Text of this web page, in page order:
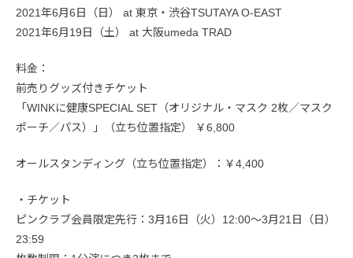
2021年6月6日（日） at 東京・渋谷TSUTAYA O-EAST
2021年6月19日（土） at 大阪umeda TRAD
料金：
前売りグッズ付きチケット
「WINKに健康SPECIAL SET（オリジナル・マスク 2枚／マスク
ポーチ／パス）」（立ち位置指定） ￥6,800
オールスタンディング（立ち位置指定）：￥4,400
・チケット
ピンクラブ会員限定先行：3月16日（火）12:00～3月21日（日）
23:59